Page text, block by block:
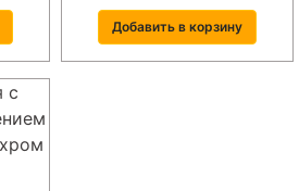
Добавить в корзину